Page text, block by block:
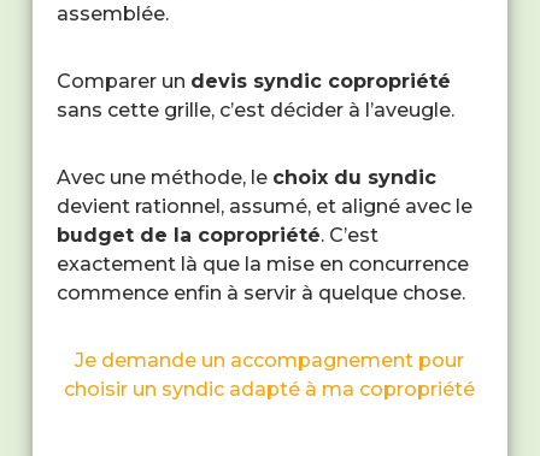
assemblée.
Comparer un devis syndic copropriété
sans cette grille, c’est décider à l’aveugle.
Avec une méthode, le choix du syndic
devient rationnel, assumé, et aligné avec le
budget de la copropriété. C’est
exactement là que la mise en concurrence
commence enfin à servir à quelque chose.
Je demande un accompagnement pour
choisir un syndic adapté à ma copropriété